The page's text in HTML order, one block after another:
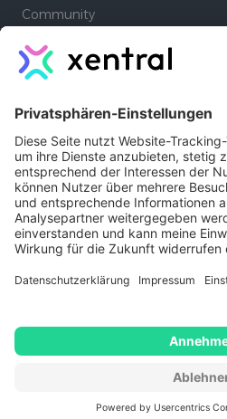
Community
Academy
Lernpfade
Company
Autoren
Jobs
Kontakt
Xentral Erfahrungen
Copyright © 2026 - Xentral ERP
Software GmbH